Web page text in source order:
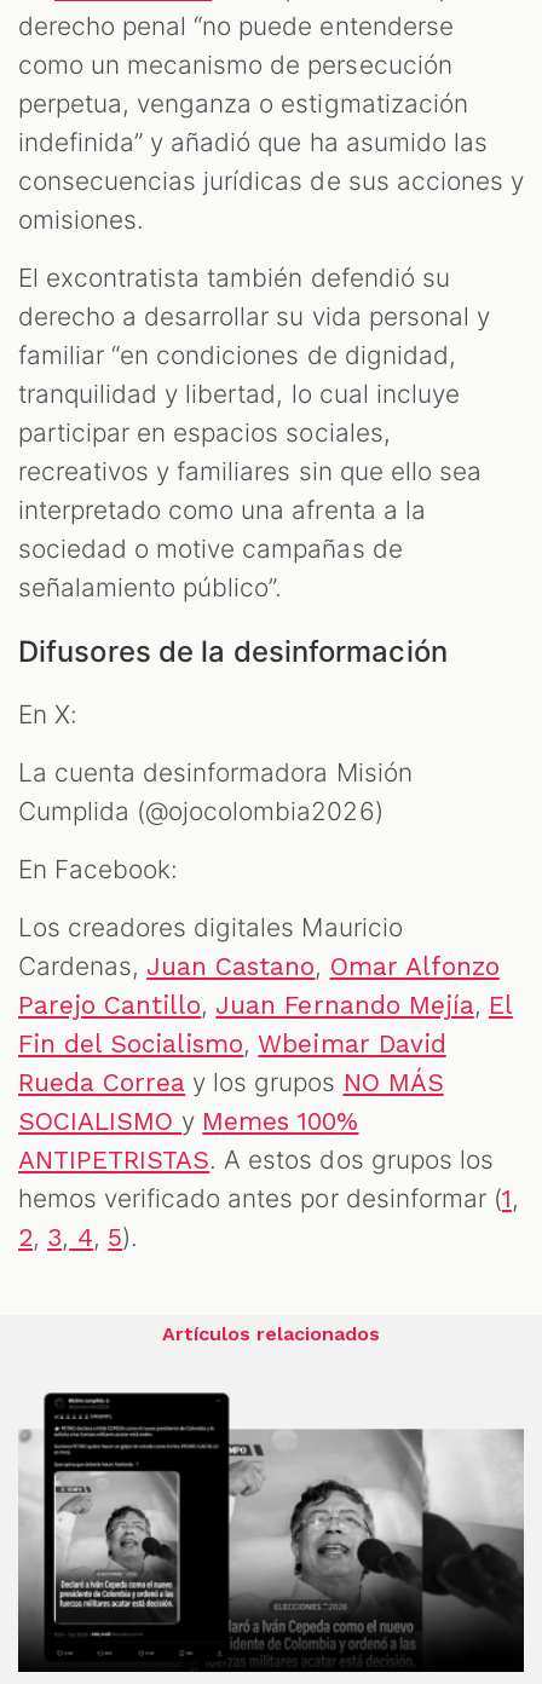
derecho penal “no puede entenderse
como un mecanismo de persecución
perpetua, venganza o estigmatización
indefinida” y añadió que ha asumido las
consecuencias jurídicas de sus acciones y
omisiones.
El excontratista también defendió su
derecho a desarrollar su vida personal y
familiar “en condiciones de dignidad,
tranquilidad y libertad, lo cual incluye
participar en espacios sociales,
recreativos y familiares sin que ello sea
interpretado como una afrenta a la
sociedad o motive campañas de
señalamiento público”.
Difusores de la desinformación
En X:
La cuenta desinformadora Misión
Cumplida (@ojocolombia2026)
En Facebook:
Los creadores digitales Mauricio
Cardenas, Juan Castano, Omar Alfonzo
Parejo Cantillo, Juan Fernando Mejía, El
Fin del Socialismo,Wbeimar David
Rueda Correa y los grupos NO MÁS
SOCIALISMO y Memes 100%
ANTIPETRISTAS. A estos dos grupos los
hemos verificado antes por desinformar (1,
2, 3, 4, 5).
Artículos relacionados